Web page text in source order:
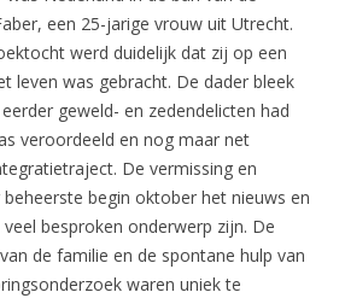
een 25-jarige vrouw uit Utrecht.
werd duidelijk dat zij op een
leven was gebracht. De dader bleek
geweld- en zedendelicten had
veroordeeld en nog maar net
De vermissing en
begin oktober het nieuws en
besproken onderwerp zijn. De
de familie en de spontane hulp van
waren uniek te